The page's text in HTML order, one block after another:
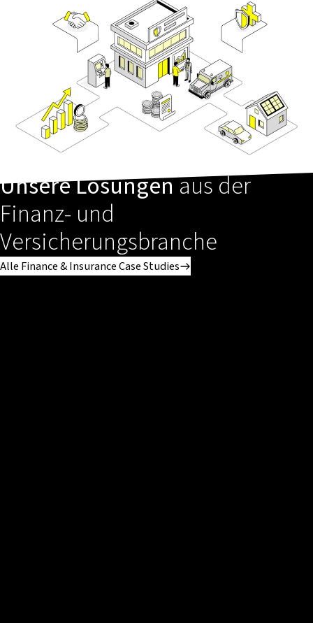
Unsere Lösungenaus der
Finanz- und
Versicherungsbranche
Alle Finance & Insurance Case Studies